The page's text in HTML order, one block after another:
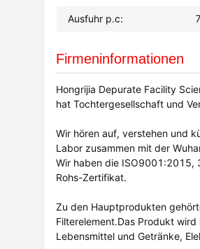
Ausfuhr p.c:
Firmeninformationen
Hongrijia Depurate Facility
hat Tochtergesellschaft und
Wir hören auf, verstehen und
Labor zusammen mit der
Wir haben die ISO9001:2015,
Rohs-Zertifikat.
Zu den Hauptprodukten
Filterelement.Das Produkt
Lebensmittel und Getränke,